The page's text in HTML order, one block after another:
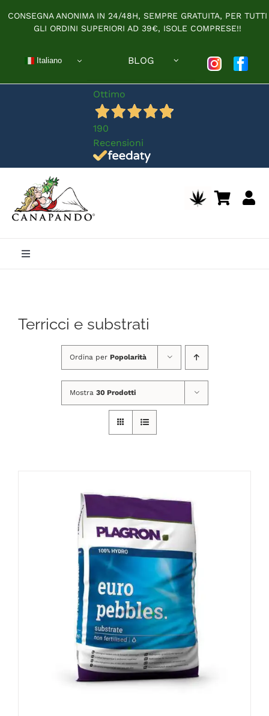
contenuto
CONSEGNA ANONIMA IN 24/48H, SEMPRE GRATUITA, PER TUTTI
GLI ORDINI SUPERIORI AD 39€, ISOLE COMPRESE!!
Italiano BLOG
Ottimo
190
Recensioni
Toggle
SHOP ONLINE
DELIVERY ROMA
Terricci e substrati
Ordina per Popolarità
Mostra 30 Prodotti